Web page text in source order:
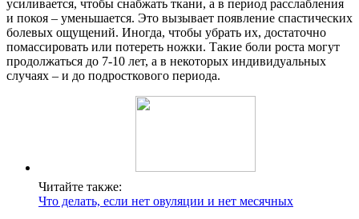
усиливается, чтобы снабжать ткани, а в период расслабления
и покоя – уменьшается. Это вызывает появление спастических
болевых ощущений. Иногда, чтобы убрать их, достаточно
помассировать или потереть ножки. Такие боли роста могут
продолжаться до 7-10 лет, а в некоторых индивидуальных
случаях – и до подросткового периода.
Читайте также:
Что делать, если нет овуляции и нет месячных